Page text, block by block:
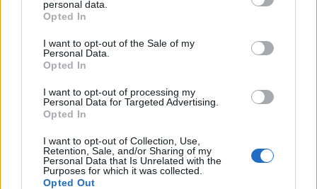
personal data.
Opted In
I want to opt-out of the Sale of my
Personal Data.
Opted In
I want to opt-out of processing my
Personal Data for Targeted Advertising.
Opted In
I want to opt-out of Collection, Use,
Retention, Sale, and/or Sharing of my
Personal Data that Is Unrelated with the
Purposes for which it was collected.
Opted Out
αρμοδιότητες και επεκτείνεται
στη Χαλκιδική